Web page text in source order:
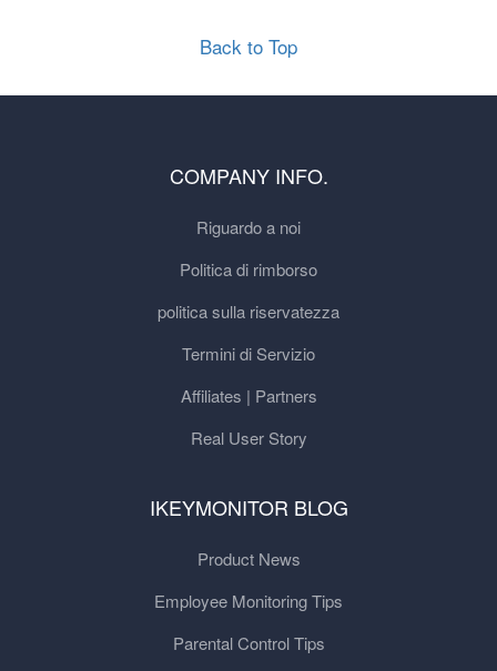
Back to Top
COMPANY INFO.
Riguardo a noi
Politica di rimborso
politica sulla riservatezza
Termini di Servizio
Affiliates | Partners
Real User Story
IKEYMONITOR BLOG
Product News
Employee Monitoring Tips
Parental Control Tips